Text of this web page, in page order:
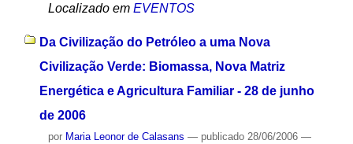
Localizado em EVENTOS
Da Civilização do Petróleo a uma Nova
Civilização Verde: Biomassa, Nova Matriz
Energética e Agricultura Familiar - 28 de junho
de 2006
por Maria Leonor de Calasans — publicado28/06/2006 —